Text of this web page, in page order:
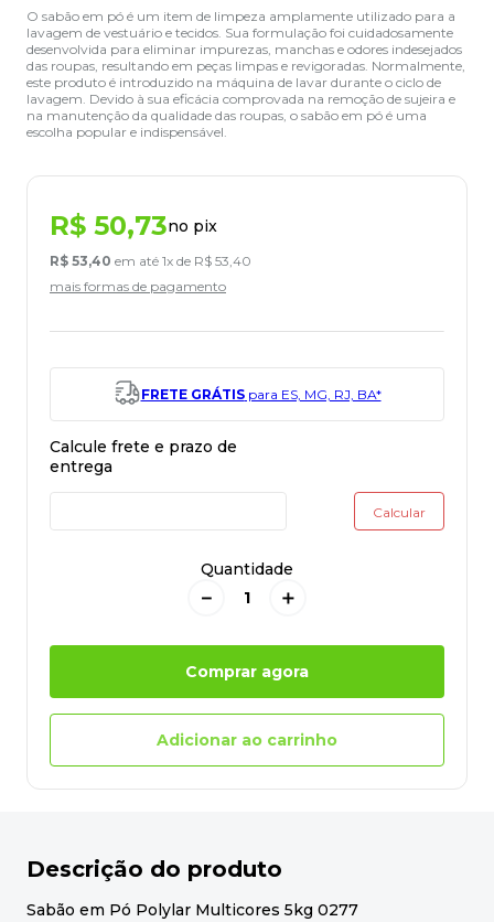
O sabão em pó é um item de limpeza amplamente utilizado para a
lavagem de vestuário e tecidos. Sua formulação foi cuidadosamente
desenvolvida para eliminar impurezas, manchas e odores indesejados
das roupas, resultando em peças limpas e revigoradas. Normalmente,
este produto é introduzido na máquina de lavar durante o ciclo de
lavagem. Devido à sua eficácia comprovada na remoção de sujeira e
na manutenção da qualidade das roupas, o sabão em pó é uma
escolha popular e indispensável.
R$ 50,73no pix
R$ 53,40 em até 1x de R$ 53,40
mais formas de pagamento
FRETE GRÁTISpara ES, MG, RJ, BA*
Quantidade
＋
－
Comprar agora
Adicionar ao carrinho
Descrição do produto
Sabão em Pó Polylar Multicores 5kg 0277